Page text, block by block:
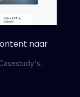
naar